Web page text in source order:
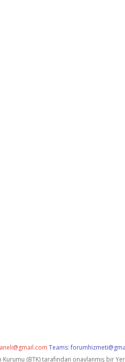
Teams:
Kurumu (BTK) tarafından onaylanmış